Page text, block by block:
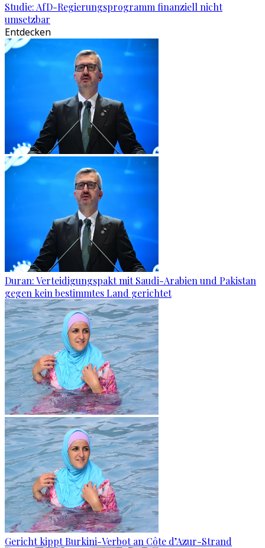
Studie: AfD-Regierungsprogramm finanziell nicht
umsetzbar
Entdecken
Duran: Verteidigungspakt mit Saudi-Arabien und Pakistan
gegen kein bestimmtes Land gerichtet
Gericht kippt Burkini-Verbot an Côte d’Azur-Strand